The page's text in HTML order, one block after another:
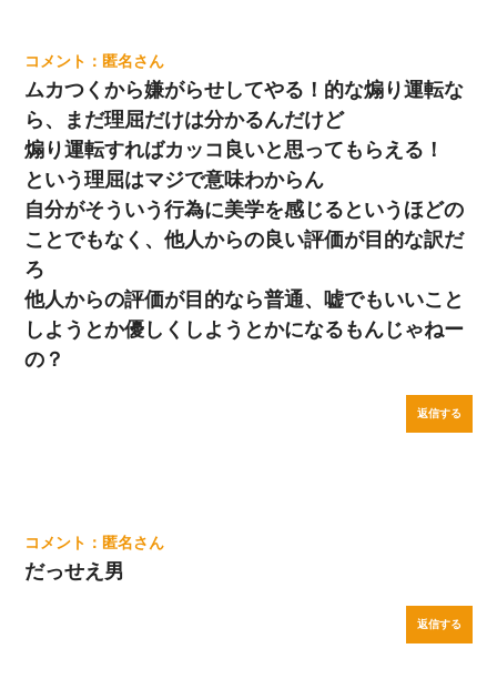
匿名
ムカつくから嫌がらせしてやる！的な煽り運転な
ら、まだ理屈だけは分かるんだけど
煽り運転すればカッコ良いと思ってもらえる！
という理屈はマジで意味わからん
自分がそういう行為に美学を感じるというほどの
ことでもなく、他人からの良い評価が目的な訳だ
ろ
他人からの評価が目的なら普通、嘘でもいいこと
しようとか優しくしようとかになるもんじゃねー
の？
返信する
匿名
だっせえ男
返信する